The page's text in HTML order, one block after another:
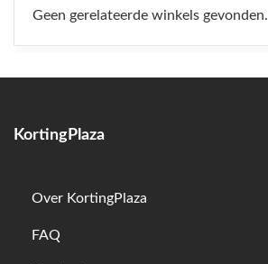
Geen gerelateerde winkels gevonden.
KortingPlaza
Over KortingPlaza
FAQ